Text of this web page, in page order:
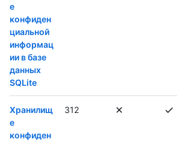
е
конфиден
циальной
информац
ии в базе
данных
SQLite
Хранилищ
е
конфиден
312